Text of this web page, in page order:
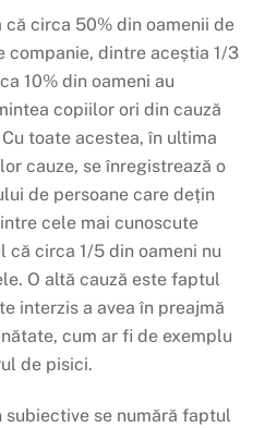
circa 50% din oamenii de
companie, dintre aceștia 1/3
10% din oameni au
copiilor ori din cauză
toate acestea, în ultima
cauze, se înregistrează o
de persoane care dețin
cele mai cunoscute
că circa 1/5 din oameni nu
O altă cauză este faptul
interzis a avea în preajmă
cum ar fi de exemplu
de pisici.
se numără faptul